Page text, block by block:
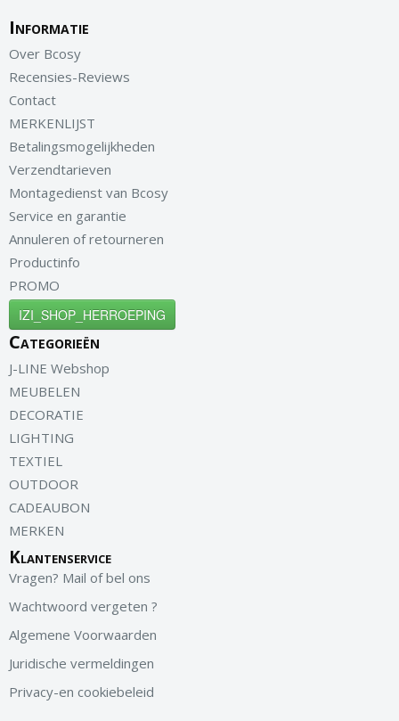
Informatie
Over Bcosy
Recensies-Reviews
Contact
MERKENLIJST
Betalingsmogelijkheden
Verzendtarieven
Montagedienst van Bcosy
Service en garantie
Annuleren of retourneren
Productinfo
PROMO
IZI_SHOP_HERROEPING
Categorieën
J-LINE Webshop
MEUBELEN
DECORATIE
LIGHTING
TEXTIEL
OUTDOOR
CADEAUBON
MERKEN
Klantenservice
Vragen? Mail of bel ons
Wachtwoord vergeten ?
Algemene Voorwaarden
Juridische vermeldingen
Privacy-en cookiebeleid